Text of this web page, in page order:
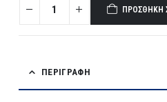
ΠΡΟΣΘΉΚΗ
ΠΕΡΙΓΡΑΦΉ